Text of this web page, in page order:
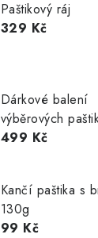
Paštikový ráj
329 Kč
Dárkové balení
výběrových
499 Kč
Kančí paštika s
130g
99 Kč